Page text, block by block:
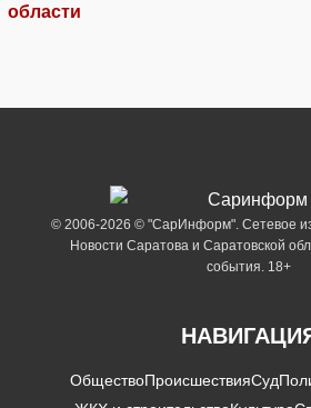
области
© 2006-2026 © "СарИнформ". Сетевое
Новости Саратова и Саратовской
события. 18+
ОбществоПроисшествияСуд